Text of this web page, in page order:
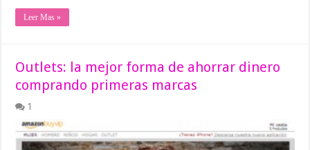
Leer Mas »
Outlets: la mejor forma de ahorrar dinero
comprando primeras marcas
1